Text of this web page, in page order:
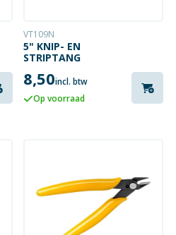
VT109N
5" KNIP- EN
STRIPTANG
8,50incl. btw
Op voorraad